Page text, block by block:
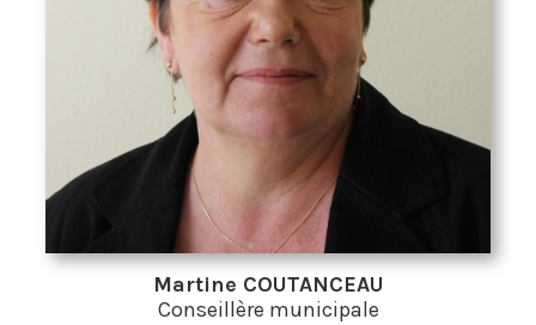
Martine COUTANCEAU
Conseillère municipale